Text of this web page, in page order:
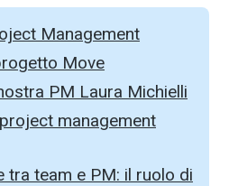
Management
Move
PM Laura Michielli
management
tra team e PM: il ruolo di